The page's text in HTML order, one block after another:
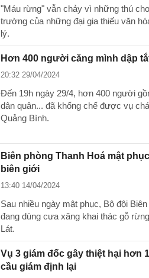
"Máu rừng" vẫn chảy vì những thú
trường của những đại gia thiếu văn
lý.
Hơn 400 người căng mình dập
20:32 29/04/2024
Đến 19h ngày 29/4, hơn 400 người
dân quân... đã khống chế được vụ
Quảng Bình.
Biên phòng Thanh Hoá mật
biên giới
13:40 14/04/2024
Sau nhiều ngày mật phục, Bộ đội
đang dùng cưa xăng khai thác gỗ
Lát.
Vụ 3 giám đốc gây thiệt hại hơn
cầu giám định lại